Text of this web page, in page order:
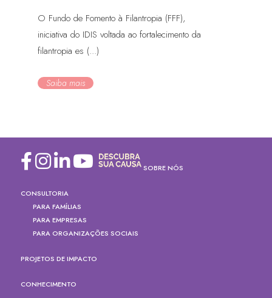
O Fundo de Fomento à Filantropia (FFF),
iniciativa do IDIS voltada ao fortalecimento da
filantropia es (...)
Saiba mais
SOBRE NÓS
CONSULTORIA
PARA FAMÍLIAS
PARA EMPRESAS
PARA ORGANIZAÇÕES SOCIAIS
PROJETOS DE IMPACTO
CONHECIMENTO